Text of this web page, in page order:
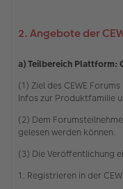
2. Angebote der
a) Teilbereich Plattform:
(1) Ziel des CEWE
Infos zur Produktfamilie
(2) Dem
gelesen werden können.
(3) Die Veröffentlichung
1. Registrieren in der